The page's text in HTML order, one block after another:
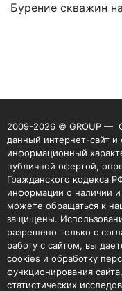
Бурение скважин
2009-2026 © GROUP —
данный интернет-сайт
информационный
публичной офертой,
Гражданского кодекса
информации о наличии
можете обращаться к
защищены.
разрешено только с
работу с сайтом, вы
cookies и обработку
функционирования
статистических